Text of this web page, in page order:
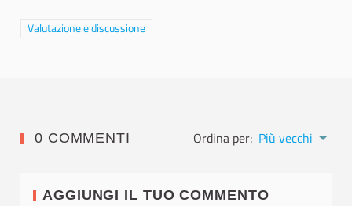
Filtra i risultati per categoria: Valutazione e discussione
Valutazione e discussione
0 COMMENTI Ordina per: Più vecchi
AGGIUNGI IL TUO COMMENTO